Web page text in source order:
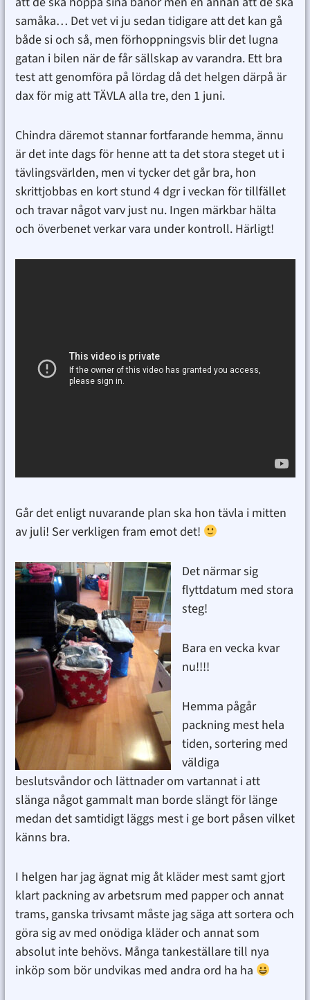
samåka… Det vet vi ju sedan tidigare att det kan gå
både si och så, men förhoppningsvis blir det lugna
gatan i bilen när de får sällskap av varandra. Ett bra
test att genomföra på lördag då det helgen därpå är
dax för mig att TÄVLA alla tre, den 1 juni.
Chindra däremot stannar fortfarande hemma, ännu
är det inte dags för henne att ta det stora steget ut i
tävlingsvärlden, men vi tycker det går bra, hon
skrittjobbas en kort stund 4 dgr i veckan för tillfället
och travar något varv just nu. Ingen märkbar hälta
och överbenet verkar vara under kontroll. Härligt!
Går det enligt nuvarande plan ska hon tävla i mitten
av juli! Ser verkligen fram emot det!
Det närmar sig
flyttdatum med stora
steg!
Bara en vecka kvar
nu!!!!
Hemma pågår
packning mest hela
tiden, sortering med
väldiga
beslutsvåndor och lättnader om vartannat i att
slänga något gammalt man borde slängt för länge
medan det samtidigt läggs mest i ge bort påsen vilket
känns bra.
I helgen har jag ägnat mig åt kläder mest samt gjort
klart packning av arbetsrum med papper och annat
trams, ganska trivsamt måste jag säga att sortera och
göra sig av med onödiga kläder och annat som
absolut inte behövs. Många tankeställare till nya
inköp som bör undvikas med andra ord ha ha